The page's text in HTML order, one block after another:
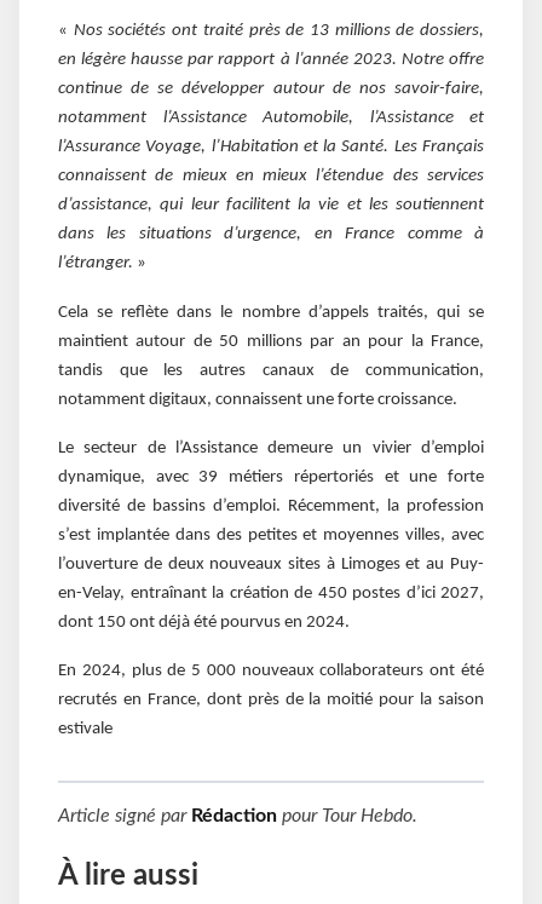
« Nos sociétés ont traité près de 13 millions de dossiers,
en légère hausse par rapport à l’année 2023. Notre offre
continue de se développer autour de nos savoir-faire,
notamment l’Assistance Automobile, l’Assistance et
l’Assurance Voyage, l’Habitation et la Santé. Les Français
connaissent de mieux en mieux l’étendue des services
d’assistance, qui leur facilitent la vie et les soutiennent
dans les situations d’urgence, en France comme à
l’étranger. »
Cela se reflète dans le nombre d’appels traités, qui se
maintient autour de 50 millions par an pour la France,
tandis que les autres canaux de communication,
notamment digitaux, connaissent une forte croissance.
Le secteur de l’Assistance demeure un vivier d’emploi
dynamique, avec 39 métiers répertoriés et une forte
diversité de bassins d’emploi. Récemment, la profession
s’est implantée dans des petites et moyennes villes, avec
l’ouverture de deux nouveaux sites à Limoges et au Puy-
en-Velay, entraînant la création de 450 postes d’ici 2027,
dont 150 ont déjà été pourvus en 2024.
En 2024, plus de 5 000 nouveaux collaborateurs ont été
recrutés en France, dont près de la moitié pour la saison
estivale
Article signé par Rédaction pour Tour Hebdo.
À lire aussi